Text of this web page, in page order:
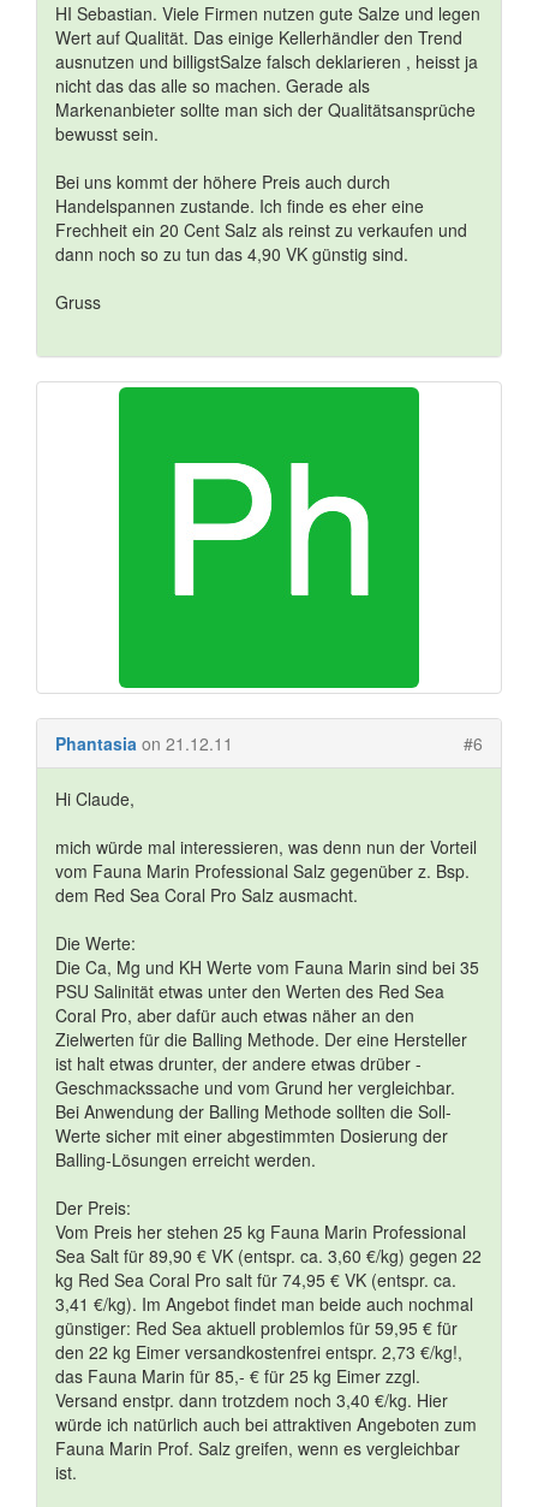
HI Sebastian. Viele Firmen nutzen gute Salze und legen
Wert auf Qualität. Das einige Kellerhändler den Trend
ausnutzen und billigstSalze falsch deklarieren , heisst ja
nicht das das alle so machen. Gerade als
Markenanbieter sollte man sich der Qualitätsansprüche
bewusst sein.
Bei uns kommt der höhere Preis auch durch
Handelspannen zustande. Ich finde es eher eine
Frechheit ein 20 Cent Salz als reinst zu verkaufen und
dann noch so zu tun das 4,90 VK günstig sind.
Gruss
Phantasia on 21.12.11 #6
Hi Claude,
mich würde mal interessieren, was denn nun der Vorteil
vom Fauna Marin Professional Salz gegenüber z. Bsp.
dem Red Sea Coral Pro Salz ausmacht.
Die Werte:
Die Ca, Mg und KH Werte vom Fauna Marin sind bei 35
PSU Salinität etwas unter den Werten des Red Sea
Coral Pro, aber dafür auch etwas näher an den
Zielwerten für die Balling Methode. Der eine Hersteller
ist halt etwas drunter, der andere etwas drüber -
Geschmackssache und vom Grund her vergleichbar.
Bei Anwendung der Balling Methode sollten die Soll-
Werte sicher mit einer abgestimmten Dosierung der
Balling-Lösungen erreicht werden.
Der Preis:
Vom Preis her stehen 25 kg Fauna Marin Professional
Sea Salt für 89,90 € VK (entspr. ca. 3,60 €/kg) gegen 22
kg Red Sea Coral Pro salt für 74,95 € VK (entspr. ca.
3,41 €/kg). Im Angebot findet man beide auch nochmal
günstiger: Red Sea aktuell problemlos für 59,95 € für
den 22 kg Eimer versandkostenfrei entspr. 2,73 €/kg!,
das Fauna Marin für 85,- € für 25 kg Eimer zzgl.
Versand enstpr. dann trotzdem noch 3,40 €/kg. Hier
würde ich natürlich auch bei attraktiven Angeboten zum
Fauna Marin Prof. Salz greifen, wenn es vergleichbar
ist.